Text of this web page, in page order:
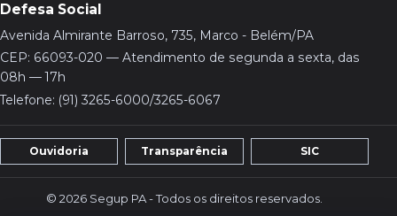
Defesa Social
Avenida Almirante Barroso, 735, Marco - Belém/PA
CEP: 66093-020 — Atendimento de segunda a sexta, das
08h — 17h
Telefone: (91) 3265-6000/3265-6067
Ouvidoria Transparência SIC
© 2026 Segup PA - Todos os direitos reservados.